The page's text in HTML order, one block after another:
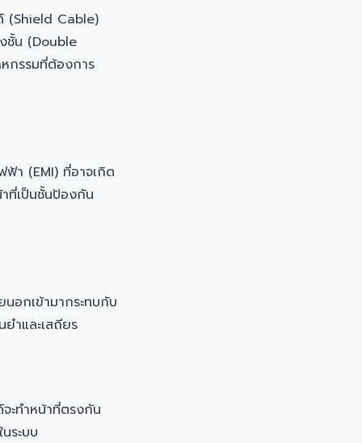
(Shield Cable)
ชั้น (Double
กรรมที่ต้องการ
า (EMI) ที่อาจเกิด
ที่เป็นชั้นป้องกัน
อกเข้ามากระทบกับ
ำและเสถียร
ะทำหน้าที่ตรงกัน
ระบบ